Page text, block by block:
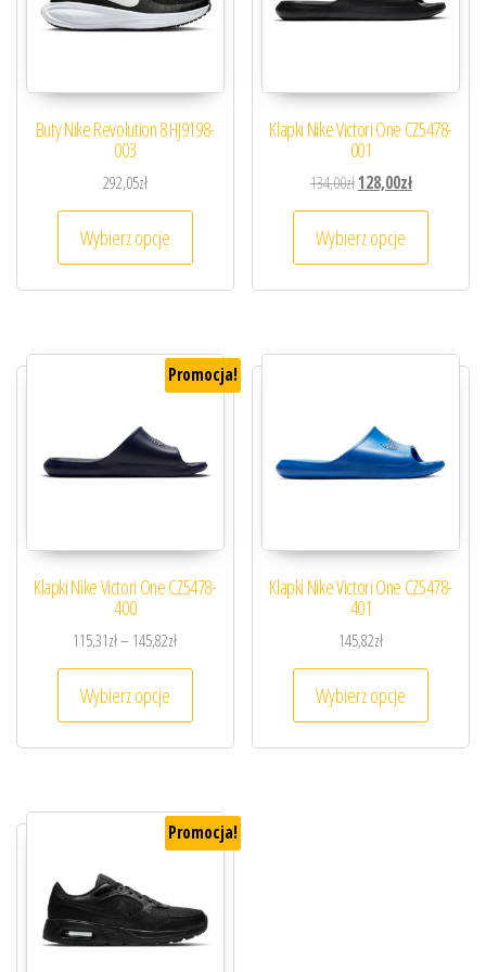
Buty Nike Revolution 8 HJ9198-
003
292,05zł
Wybierz opcje
Ten produkt ma wiele wariantów. Opcje
Klapki Nike Victori One CZ5478-
001
134,00złPierwotna cena
128,00złAktualna
Wybierz opcje
Ten
Promocja!
Klapki Nike Victori One CZ5478-
400
115,31zł– 145,82złZakres cen: od 115,31zł do 145,82zł
Wybierz opcje
Ten produkt ma wiele wariantów. Opcje
Klapki Nike Victori One CZ5478-
401
145,82zł
Wybierz opcje
Ten
Promocja!